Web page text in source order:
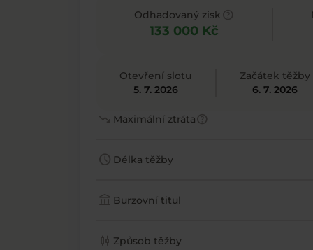
Odhadovaný zisk
133 000 Kč
Otevření slotu
5. 7. 2026
Začátek těžby
6. 7. 2026
trending_down Maximální ztrátahelp
schedule Délka těžby
account_balance Burzovní titul
candlestick_chart Způsob těžby